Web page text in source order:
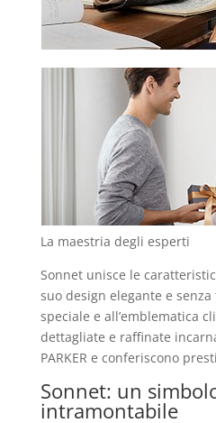
La maestria degli esperti
Sonnet unisce le
suo design elegante e
speciale e all’emblematica
dettagliate e raffinate
PARKER e conferiscono
Sonnet: un
intramontabile